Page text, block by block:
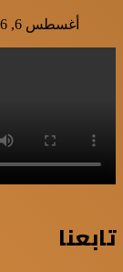
أغسطس 6, 2026
تابعنا